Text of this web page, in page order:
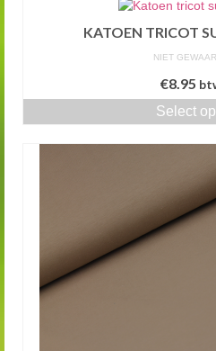
KATOEN TRICOT
NIET
€8.95
Select